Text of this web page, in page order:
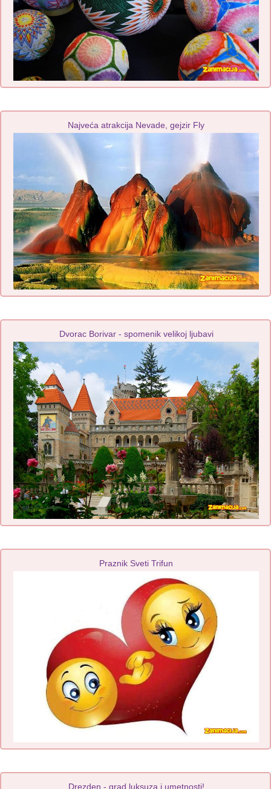
Najveća atrakcija Nevade, gejzir Fly
Dvorac Borivar - spomenik velikoj ljubavi
Praznik Sveti Trifun
Drezden - grad luksuza i umetnosti!